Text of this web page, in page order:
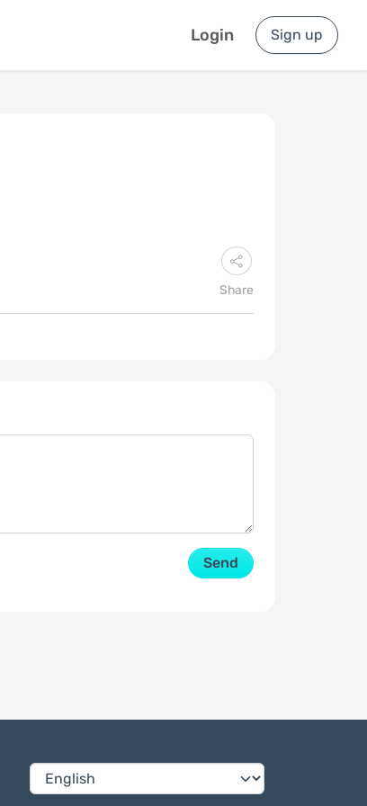
Login Sign up
Share
Send